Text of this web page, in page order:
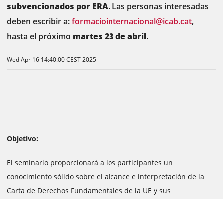
subvencionados por ERA. Las personas interesadas
deben escribir a:formaciointernacional@icab.cat,
hasta el próximo martes 23 de abril.
Wed Apr 16 14:40:00 CEST 2025
Objetivo:
El seminario proporcionará a los participantes un
conocimiento sólido sobre el alcance e interpretación de la
Carta de Derechos Fundamentales de la UE y sus